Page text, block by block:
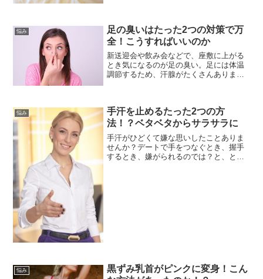
でした。どんなに忙しい毎...
悩み
足の臭いはたった2つの対策で万
全！こうすればいいのか
新送迎会や飲み会などで、座敷に上がる
とき気になるのが足の臭い。足には体温
調節するため、汗腺がたくさんありま
をおさえる商品を使ってみた...
悩み
手汗を止めるたった2つの方
法！？ベタベタからサラサラに
手汗がひどくて嫌な思いしたことありま
せんか？デートで手をつなぐとき、握手
するとき、嫌がられるのでは？と、とて
悩み
黒ずみ乳首がピンクに変身！こん